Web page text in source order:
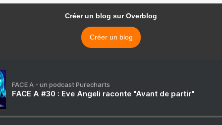
Créer un blog sur Overblog
Créer un blog
FACE A - un podcast Purecharts
FACE A #30 : Eve Angeli raconte "Avant de partir"